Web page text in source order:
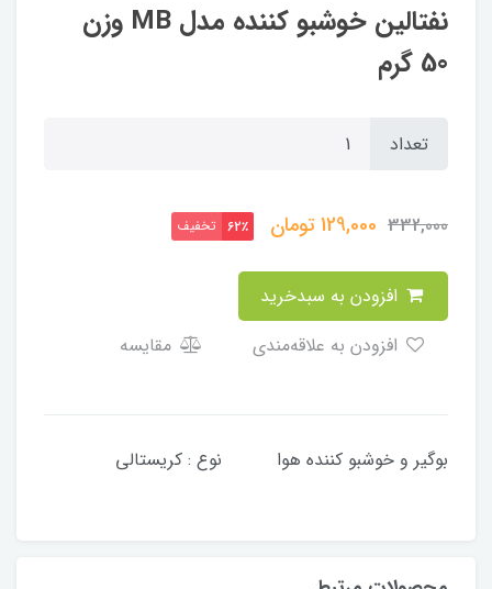
نفتالین خوشبو کننده مدل MB وزن
50 گرم
تعداد
332,000
129,000تومان 62٪ تخفیف
مقایسه
بوگیر و خوشبو کننده هوا نوع : کریستالی